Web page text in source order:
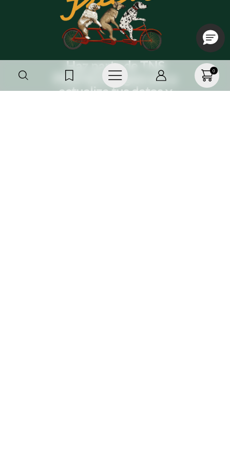
0
Haz parte de TNS
FRIENDS, regístrate o
actualiza tus datos y